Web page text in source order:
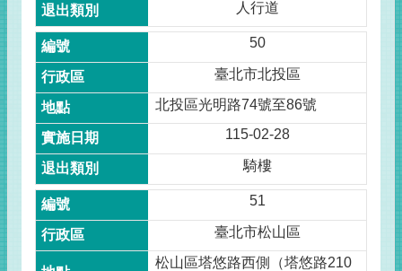
人行道
50
臺北市北投區
北投區光明路74號至86號
115-02-28
騎樓
51
臺北市松山區
松山區塔悠路西側（塔悠路210